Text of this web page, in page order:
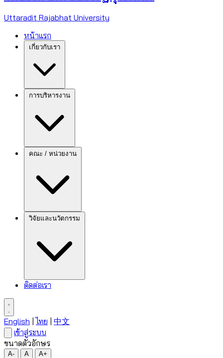
Uttaradit Rajabhat University
หน้าแรก
เกี่ยวกับเรา
การบริหารงาน
คณะ / หน่วยงาน
วิจัยและนวัตกรรม
ติดต่อเรา
English | ไทย | 中文
เข้าสู่ระบบ
ขนาดตัวอักษร
A- A A+